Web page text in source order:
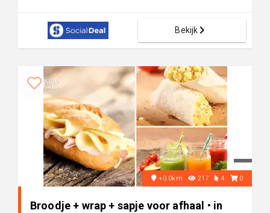
Bekijk
+0.0km 217 4 0
Broodje + wrap + sapje voor afhaal • in